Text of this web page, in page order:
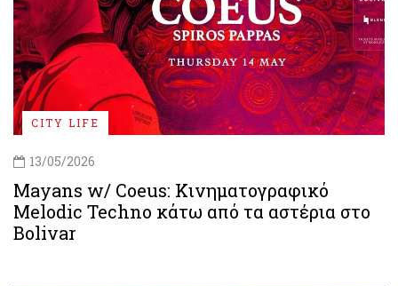
CITY LIFE
13/05/2026
Mayans w/ Coeus: Κινηματογραφικό
Melodic Techno κάτω από τα αστέρια στο
Bolivar